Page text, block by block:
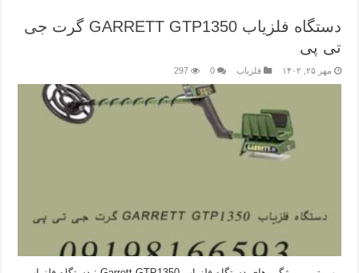
دستگاه فلزیاب GARRETT GTP1350 گرت جی
تی پی
مهر ۲۵, ۱۴۰۲ فلزیاب 0
297